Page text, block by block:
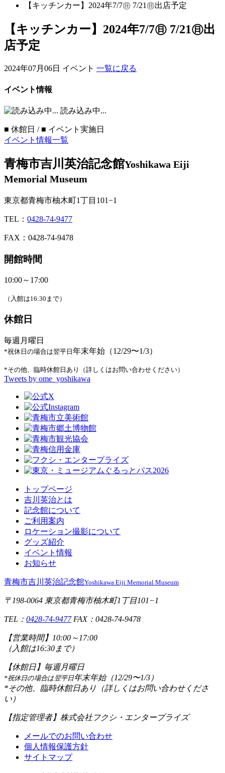
【キッチンカー】2024年7/7㊐ 7/21㊐出店予定
【キッチンカー】2024年7/7㊐ 7/21㊐出
店予定
2024年07月06日 イベント 一覧に戻る
イベント情報
読み込み中...
■ 休館日 / ■ イベント実施日
イベント情報一覧
青梅市吉川英治記念館Yoshikawa Eiji
Memorial Museum
東京都青梅市柚木町1丁目101−1
TEL： 0428-74-9477
FAX：0428-74-9478
開館時間
10:00～17:00
（入館は16:30まで）
休館日
毎週月曜日
*祝休日の場合は翌平日 年末年始（12/29〜1/3）
*その他、臨時休館日あり（詳しくはお問い合わせください）
Tweets by ome_yoshikawa
トップページ
吉川英治とは
記念館について
ご利用案内
ロケーション撮影について
グッズ紹介
イベント情報
お知らせ
青梅市吉川英治記念館Yoshikawa Eiji Memorial Museum
〒198-0064 東京都青梅市柚木町1丁目101−1
TEL： 0428-74-9477FAX：0428-74-9478
【営業時間】 10:00～17:00
（入館は16:30まで）
【休館日】 毎週月曜日
*祝休日の場合は翌平日年末年始（12/29〜1/3）
*その他、臨時休館日あり（詳しくはお問い合わせくださ
い）
【指定管理者】 株式会社フクシ・エンタープライズ
メールでのお問い合わせ
個人情報保護方針
サイトマップ